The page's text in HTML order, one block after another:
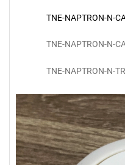
TNE-NAPTRON-N-
TNE-NAPTRON-N-
TNE-NAPTRON-N-